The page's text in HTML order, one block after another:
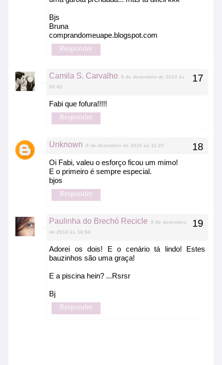
Bjs
Bruna
comprandomeuape.blogspot.com
Responder
Camila S. Carvalho
9 de dezembro de 2010 às
08:43
Fabi que fofura!!!!!
Responder
Unknown 9 de dezembro de 2010 às 11:25
Oi Fabi, valeu o esforço ficou um mimo!
E o primeiro é sempre especial.
bjos
Responder
Paulinha do Brechó Recicle
9 de dezembro
de 2010 às 16:56
Adorei os dois! E o cenário tá lindo! Estes
bauzinhos são uma graça!
E a piscina hein? ...Rsrsr
Bj
Responder